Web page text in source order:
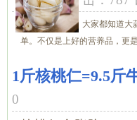
大家都知道大
单。不仅是上好的营养品，更
1斤核桃仁=9.5斤
0